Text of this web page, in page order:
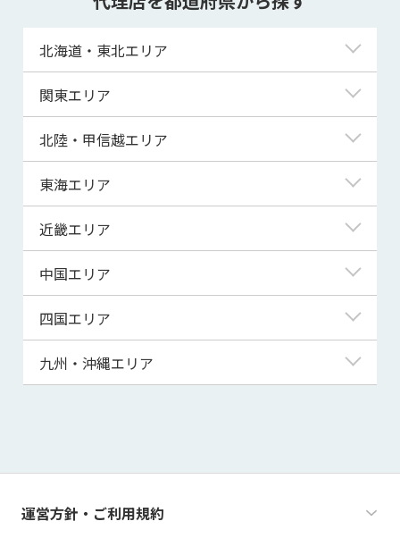
北海道・東北エリア
北海道
青森県
宮城県
秋田県
山形県
関東エリア
東京都
神奈川県
埼玉県
千葉県
茨城県
群馬県
北陸・甲信越エリア
新潟県
富山県
福井県
山梨県
長野県
東海エリア
岐阜県
静岡県
三重県
近畿エリア
滋賀県
京都府
大阪府
兵庫県
和歌山県
中国エリア
鳥取県
島根県
山口県
四国エリア
徳島県
高知県
九州・沖縄エリア
熊本県
運営方針・ご利用規約